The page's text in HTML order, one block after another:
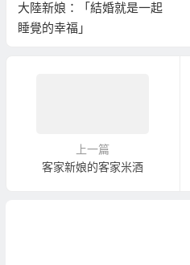
大陸新娘：「結婚就是一起
睡覺的幸福」
上一篇
客家新娘的客家米酒